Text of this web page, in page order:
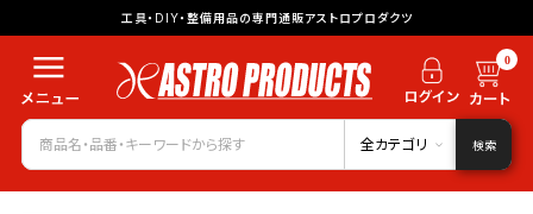
工具・DIY・整備用品の専門通販アストロプロダクツ
0
全カテゴリ 検索